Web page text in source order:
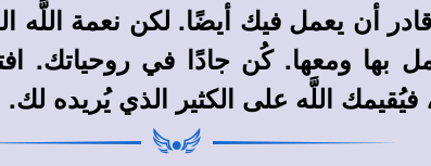
قادر أن يعمل فيك أيضًا. لكن نعمة
بها ومعها. كُن جادًا في روحياتك.
اللَّه على الكثير الذي يُريده لك.